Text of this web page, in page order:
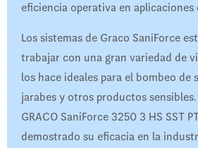
eficiencia operativa en aplicaciones
Los sistemas de Graco SaniForce
trabajar con una gran variedad de
los hace ideales para el bombeo de
jarabes y otros productos
GRACO SaniForce 3250 3 HS SST
demostrado su eficacia en la